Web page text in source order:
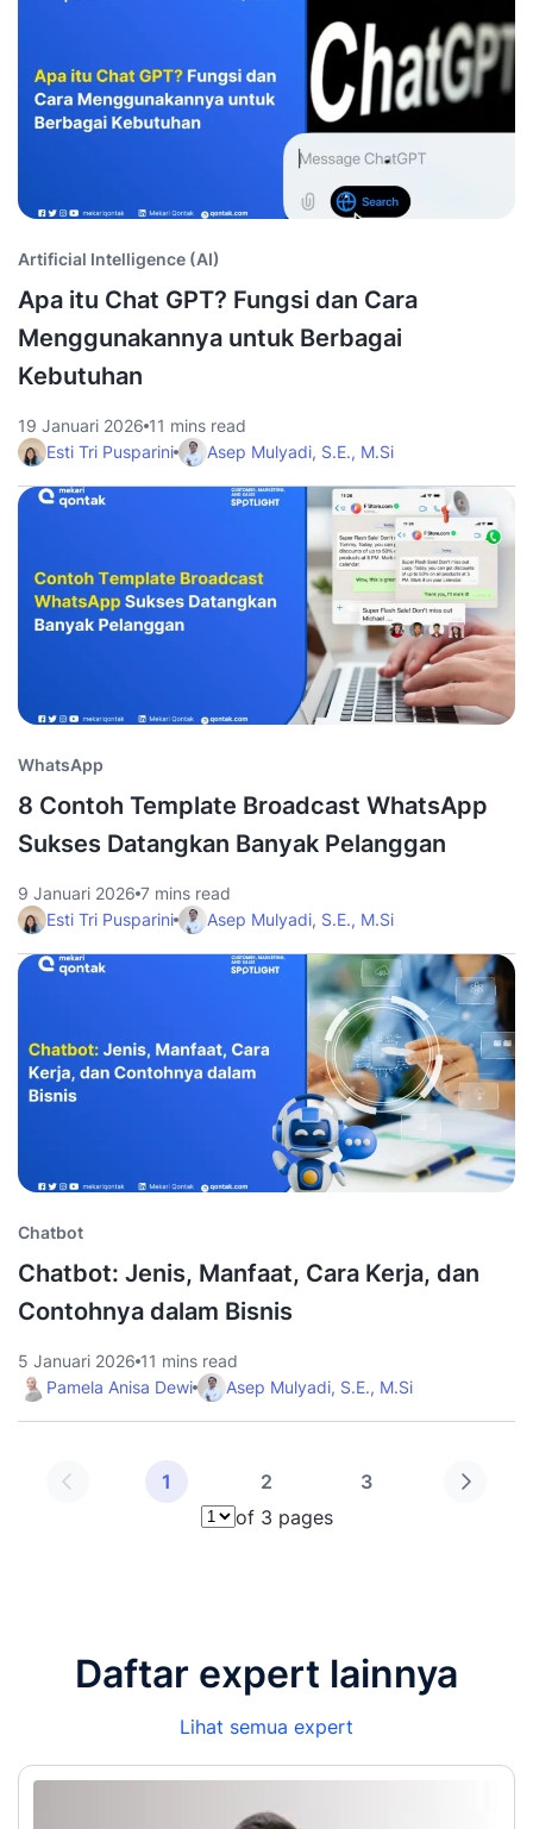
Artificial Intelligence (AI)
Apa itu Chat GPT? Fungsi dan Cara
Menggunakannya untuk Berbagai
Kebutuhan
19 Januari 2026 11 mins read
Esti Tri Pusparini
Asep Mulyadi, S.E., M.Si
WhatsApp
8 Contoh Template Broadcast WhatsApp
Sukses Datangkan Banyak Pelanggan
9 Januari 2026 7 mins read
Esti Tri Pusparini
Asep Mulyadi, S.E., M.Si
Chatbot
Chatbot: Jenis, Manfaat, Cara Kerja, dan
Contohnya dalam Bisnis
5 Januari 2026 11 mins read
Pamela Anisa Dewi
Asep Mulyadi, S.E., M.Si
1 2 3
Pilih halaman
of 3 pages
Daftar expert lainnya
Lihat semua expert